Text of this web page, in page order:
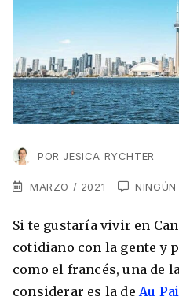
Work
Working Holidays
Lo último sobre
Los países que más
Italia
Malta
Reino Unido
Suecia
China
Corea del Sur
Japón
VER TODAS LAS
Estudia un Máster de
Síguenos en las
Suscríbete a
newsletter
Recibe toda la
POR JESICA RYCHTER
MARZO / 2021
Si te gustaría vivir en
cotidiano con la gente y
como el francés, una de
considerar es la deAu